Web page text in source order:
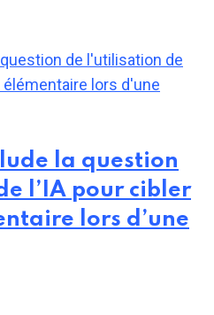
la question
l’IA pour cibler
lors d’une